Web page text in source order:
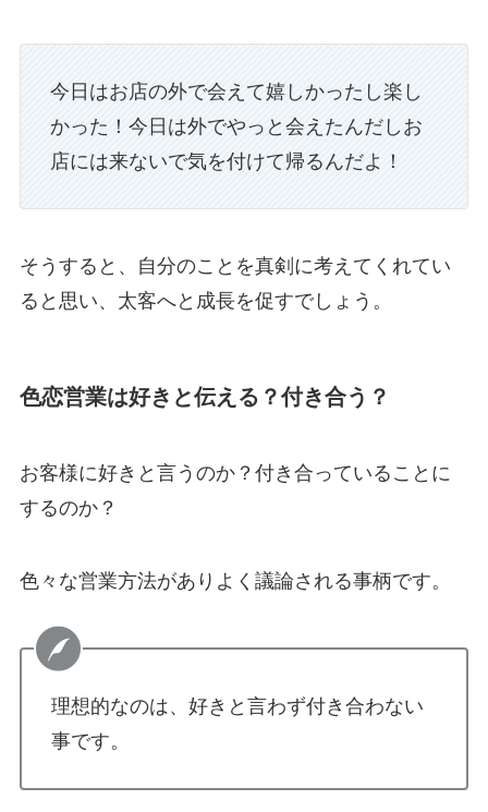
今日はお店の外で会えて嬉しかったし楽し
かった！今日は外でやっと会えたんだしお
店には来ないで気を付けて帰るんだよ！
そうすると、自分のことを真剣に考えてくれてい
ると思い、太客へと成長を促すでしょう。
色恋営業は好きと伝える？付き合う？
お客様に好きと言うのか？付き合っていることに
するのか？
色々な営業方法がありよく議論される事柄です。
理想的なのは、好きと言わず付き合わない
事です。